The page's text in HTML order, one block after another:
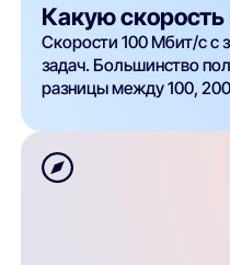
Какую
Скорости 100 Мбит/с с
задач. Большинство
разницы между 100,